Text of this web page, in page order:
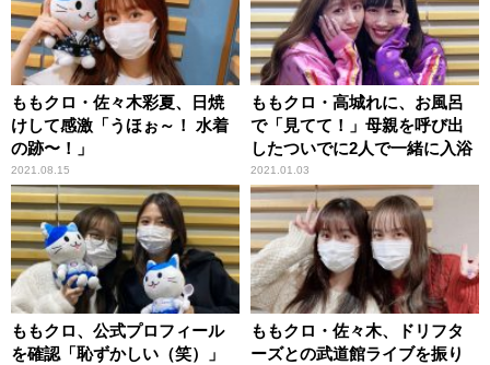
ももクロ・佐々木彩夏、日焼
けして感激「うほぉ～！ 水着
の跡〜！」
2021.08.15
ももクロ・高城れに、お風呂
で「見てて！」母親を呼び出
したついでに2人で一緒に入浴
2021.01.03
ももクロ、公式プロフィール
を確認「恥ずかしい（笑）」
ももクロ・佐々木、ドリフタ
ーズとの武道館ライブを振り